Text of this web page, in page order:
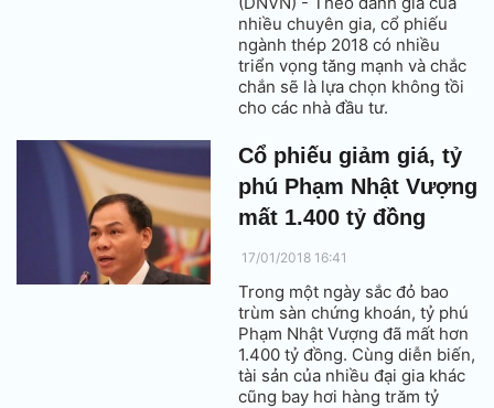
nhiều chuyên gia, cổ phiếu
ngành thép 2018 có nhiều
triển vọng tăng mạnh và chắc
chắn sẽ là lựa chọn không tồi
cho các nhà đầu tư.
Cổ phiếu giảm giá, tỷ
phú Phạm Nhật Vượng
mất 1.400 tỷ đồng
17/01/2018 16:41
Trong một ngày sắc đỏ bao
trùm sàn chứng khoán, tỷ phú
Phạm Nhật Vượng đã mất hơn
1.400 tỷ đồng. Cùng diễn biến,
tài sản của nhiều đại gia khác
cũng bay hơi hàng trăm tỷ